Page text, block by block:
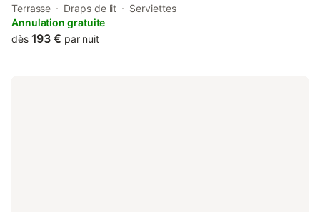
from Ardeche Gorges, 18 km from Chauvet Cave and 24 km
from Paiolive Wood.
Terrasse Draps de lit
Serviettes
Annulation gratuite
dès 193 € par nuit